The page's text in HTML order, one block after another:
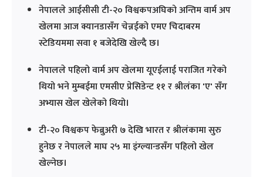
नेपालले आईसीसी टी-२० विश्वकपअघिको अन्तिम वार्म अप
खेलमा आज क्यानडासँग चेन्नईको एमए चिदाबरम
स्टेडियममा सवा १ बजेदेखि खेल्दै छ।
नेपालले पहिलो वार्म अप खेलमा यूएईलाई पराजित गरेको
थियो भने मुम्बईमा एमसीए प्रेसिडेन्ट ११ र श्रीलंका 'ए' सँग
अभ्यास खेल खेलेको थियो।
टी-२० विश्वकप फेब्रुअरी ७ देखि भारत र श्रीलंकामा सुरु
हुनेछ र नेपालले माघ २५ मा इंग्ल्यान्डसँग पहिलो खेल
खेल्नेछ।